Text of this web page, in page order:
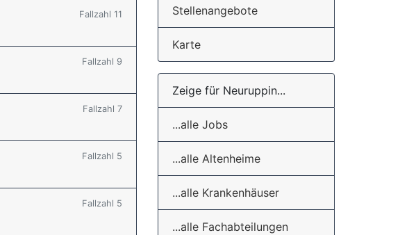
Fallzahl 11
Fallzahl 9
Fallzahl 7
Fallzahl 5
Fallzahl 5
Stellenangebote
Karte
Zeige für Neuruppin...
...alle Jobs
...alle Altenheime
...alle Krankenhäuser
...alle Fachabteilungen